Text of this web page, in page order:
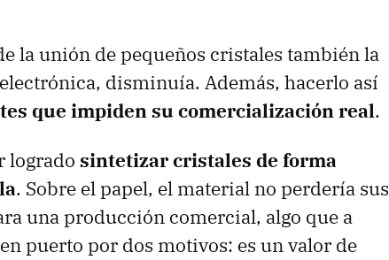
la unión de pequeños cristales también la
disminuía. Además, hacerlo así
que impiden su comercialización real.
logrado sintetizar cristales de forma
. Sobre el papel, el material no perdería sus
una producción comercial, algo que a
puerto por dos motivos: es un valor de